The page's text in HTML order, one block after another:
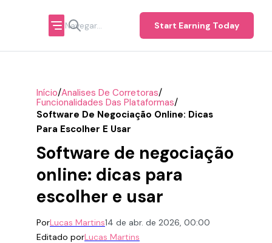
Start Earning Today
Início/Analises De Corretoras/
Funcionalidades Das Plataformas/
Software De Negociação Online: Dicas
Para Escolher E Usar
Software de negociação
online: dicas para
escolher e usar
PorLucas Martins14 de abr. de 2026, 00:00
Editado porLucas Martins